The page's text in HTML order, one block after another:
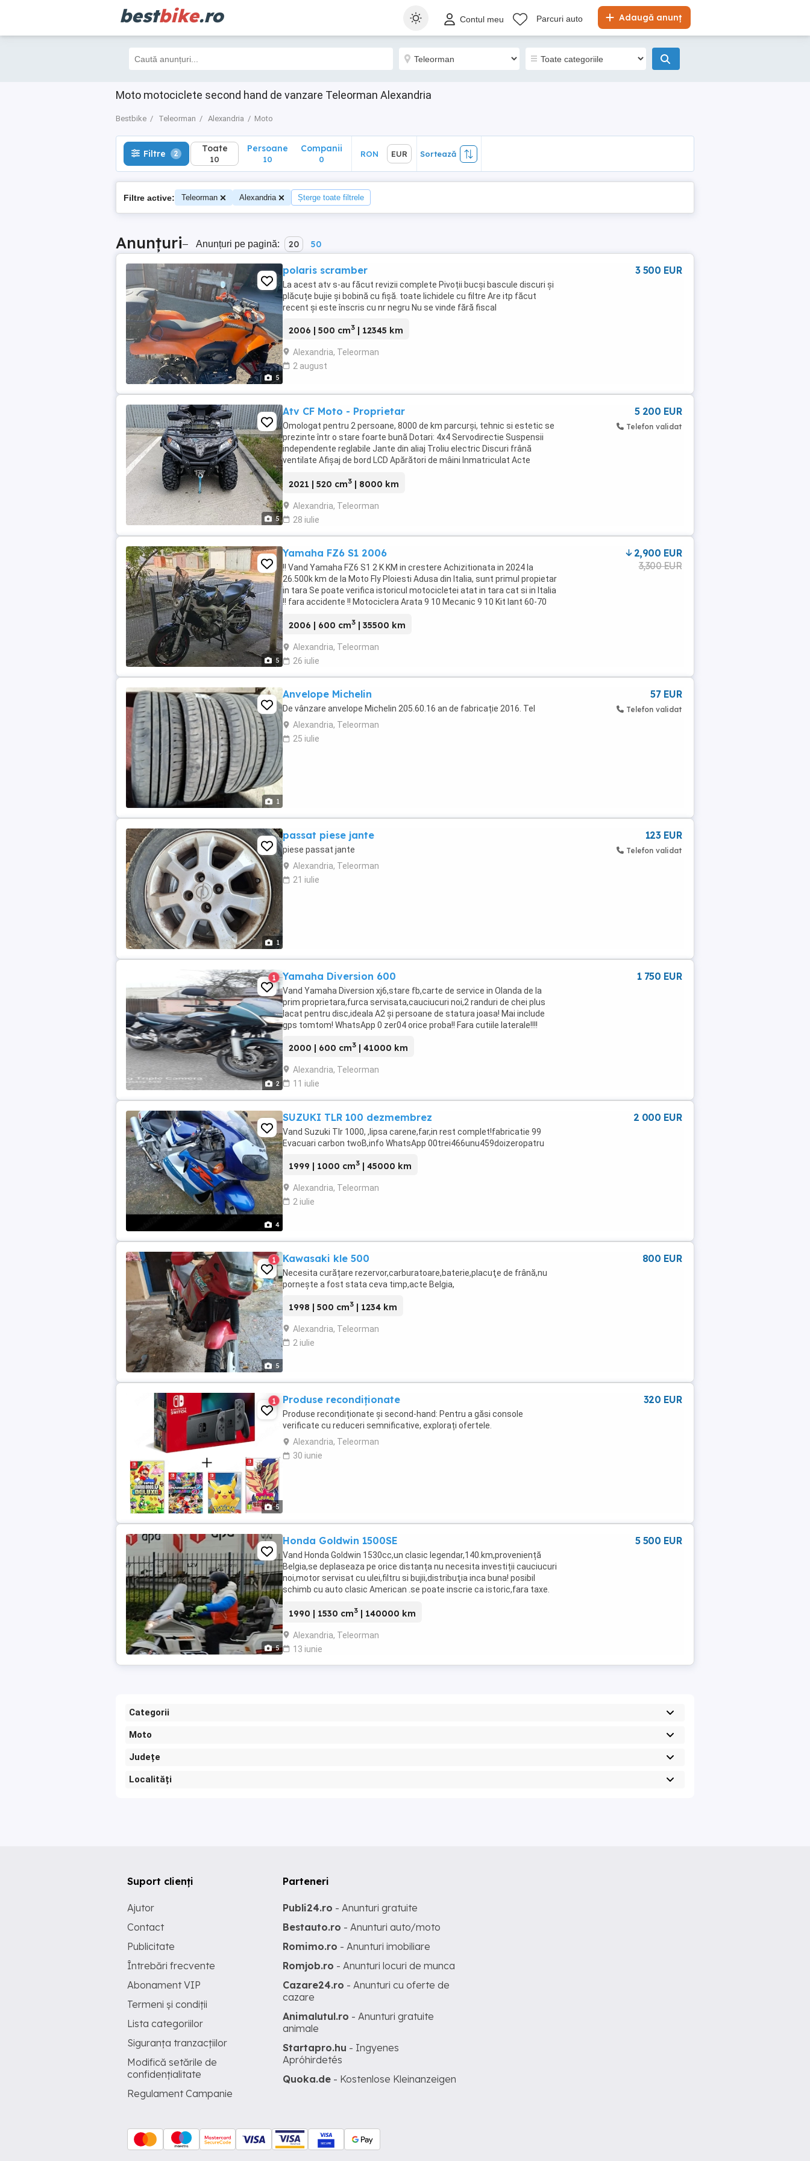
bestbike.ro Adaugă anunț
Contul meu Parcuri auto
Moto motociclete second hand de vanzare Teleorman Alexandria
Bestbike Teleorman Alexandria Moto
Filtre 2 Toate
10
Sortează
Filtre 2 Toate
10
Persoane
10
Companii
0
RON EUR Sortează
Filtre active: Teleorman Alexandria Șterge toate filtrele
Anunțuri– Anunțuri pe pagină: 20 50
5
polaris scramber
La acest atv s-au făcut revizii complete Pivoții bucși bascule discuri și
plăcuțe bujie și bobină cu fișă. toate lichidele cu filtre Are itp făcut
recent și este înscris cu nr negru Nu se vinde fără fiscal
2006 | 500 cm3 | 12345 km
Alexandria, Teleorman
2 august
3 500 EUR
5
Atv CF Moto - Proprietar
Omologat pentru 2 persoane, 8000 de km parcurși, tehnic si estetic se
prezinte într o stare foarte bună Dotari: 4x4 Servodirectie Suspensii
independente reglabile Jante din aliaj Troliu electric Discuri frână
ventilate Afișaj de bord LCD Apărători de mâini Inmatriculat Acte
2021 | 520 cm3 | 8000 km
Alexandria, Teleorman
28 iulie
5 200 EUR
Telefon validat
5
Yamaha FZ6 S1 2006
!! Vand Yamaha FZ6 S1 2 K KM in crestere Achizitionata in 2024 la
26.500k km de la Moto Fly Ploiesti Adusa din Italia, sunt primul propietar
in tara Se poate verifica istoricul motocicletei atat in tara cat si in Italia
!! fara accidente !! Motociclera Arata 9 10 Mecanic 9 10 Kit lant 60-70
2006 | 600 cm3 | 35500 km
Alexandria, Teleorman
26 iulie
2,900 EUR
3,300 EUR
1
Anvelope Michelin
De vânzare anvelope Michelin 205.60.16 an de fabricație 2016. Tel
Alexandria, Teleorman
25 iulie
57 EUR
Telefon validat
1
passat piese jante
piese passat jante
Alexandria, Teleorman
21 iulie
123 EUR
Telefon validat
2
1 Yamaha Diversion 600
Vand Yamaha Diversion xj6,stare fb,carte de service in Olanda de la
prim proprietara,furca servisata,cauciucuri noi,2 randuri de chei plus
lacat pentru disc,ideala A2 şi persoane de statura joasa! Mai include
gps tomtom! WhatsApp 0 zer04 orice proba!! Fara cutiile laterale!!!!
2000 | 600 cm3 | 41000 km
Alexandria, Teleorman
11 iulie
1 750 EUR
4
SUZUKI TLR 100 dezmembrez
Vand Suzuki Tlr 1000, ,lipsa carene,far,in rest complet!fabricatie 99
Evacuari carbon twoB,info WhatsApp 00trei466unu459doizeropatru
1999 | 1000 cm3 | 45000 km
Alexandria, Teleorman
2 iulie
2 000 EUR
5
1 Kawasaki kle 500
Necesita curățare rezervor,carburatoare,baterie,placuţe de frână,nu
pornește a fost stata ceva timp,acte Belgia,
1998 | 500 cm3 | 1234 km
Alexandria, Teleorman
2 iulie
800 EUR
5
1 Produse recondiționate
Produse recondiționate și second-hand: Pentru a găsi console
verificate cu reduceri semnificative, explorați ofertele.
Alexandria, Teleorman
30 iunie
320 EUR
5
Honda Goldwin 1500SE
Vand Honda Goldwin 1530cc,un clasic legendar,140.km,proveniență
Belgia,se deplaseaza pe orice distanța nu necesita investiții cauciucuri
noi,motor servisat cu ulei,filtru si bujii,distribuţia inca buna! posibil
schimb cu auto clasic American .se poate inscrie ca istoric,fara taxe.
1990 | 1530 cm3 | 140000 km
Alexandria, Teleorman
13 iunie
5 500 EUR
Categorii
Moto
Județe
Localități
Suport clienți
Ajutor
Contact
Publicitate
Întrebări frecvente
Abonament VIP
Termeni și condiții
Lista categoriilor
Siguranța tranzacțiilor
Modifică setările de
confidențialitate
Regulament Campanie
Parteneri
Publi24.ro - Anunturi gratuite
Bestauto.ro - Anunturi auto/moto
Romimo.ro - Anunturi imobiliare
Romjob.ro - Anunturi locuri de munca
Cazare24.ro - Anunturi cu oferte de
cazare
Animalutul.ro - Anunturi gratuite
animale
Startapro.hu - Ingyenes
Apróhirdetés
Quoka.de - Kostenlose Kleinanzeigen